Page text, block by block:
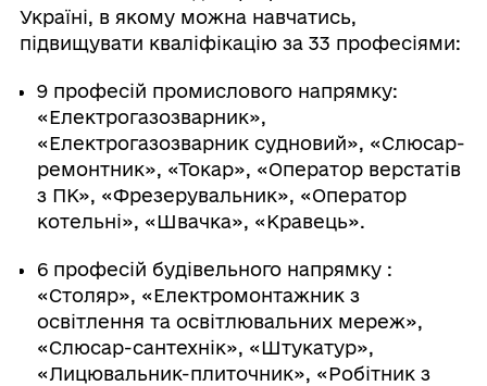
Україні, в якому можна навчатись,
підвищувати кваліфікацію за 33 професіями:
9 професій промислового напрямку:
«Електрогазозварник»,
«Електрогазозварник судновий», «Слюсар-
ремонтник», «Токар», «Оператор верстатів
з ПК», «Фрезерувальник», «Оператор
котельні», «Швачка», «Кравець».
6 професій будівельного напрямку :
«Столяр», «Електромонтажник з
освітлення та освітлювальних мереж»,
«Слюсар-сантехнік», «Штукатур»,
«Лицювальник-плиточник», «Робітник з